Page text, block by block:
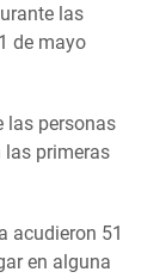
las
de mayo
las personas
las primeras
acudieron 51
en alguna